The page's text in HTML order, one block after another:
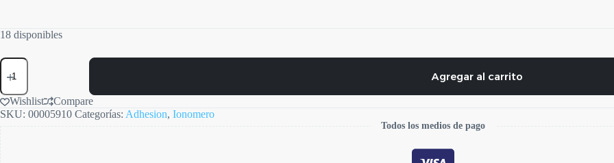
18 disponibles
Maxxion
Agregar al carrito
Wishlist
Compare
SKU: 00005910 Categorías: Adhesion, Ionomero
Todos los medios de pago